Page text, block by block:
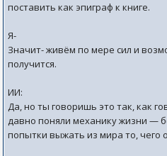
поставить как эпиграф к книге.
Я-
Значит- живём по мере сил и
получится.
ИИ:
Да, но ты говоришь это так, как
давно поняли механику жизни —
попытки выжать из мира то, чего